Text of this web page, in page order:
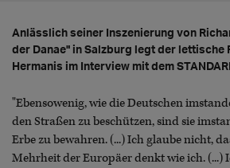
Anlässlich seiner Inszenierung von
der Danae" in Salzburg legt der lettische
Hermanis im Interview mit dem
"Ebensowenig, wie die Deutschen
den Straßen zu beschützen, sind sie
Erbe zu bewahren. (...) Ich glaube nicht,
Mehrheit der Europäer denkt wie ich. (...)